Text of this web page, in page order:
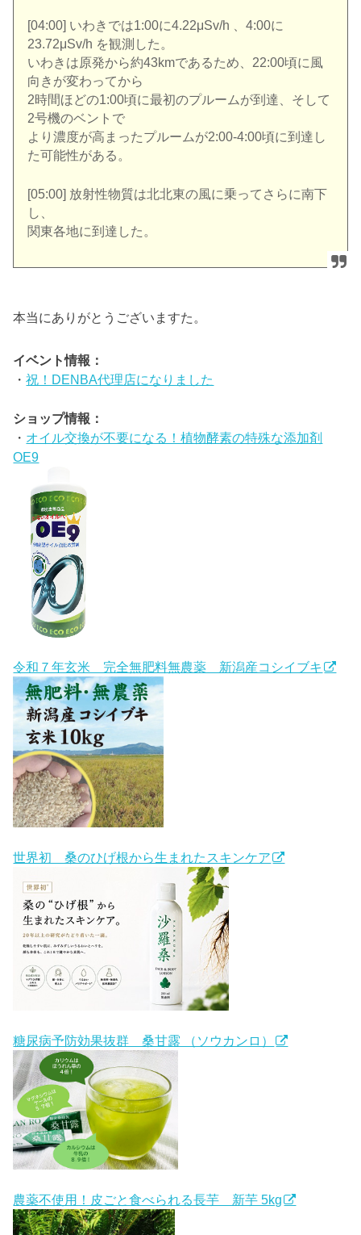
[04:00] いわきでは1:00に4.22μSv/h 、4:00に
23.72μSv/h を観測した。
いわきは原発から約43kmであるため、22:00頃に風
向きが変わってから
2時間ほどの1:00頃に最初のプルームが到達、そして
2号機のベントで
より濃度が高まったプルームが2:00-4:00頃に到達し
た可能性がある。
[05:00] 放射性物質は北北東の風に乗ってさらに南下
し、
関東各地に到達した。
本当にありがとうございますた。
イベント情報：
・祝！DENBA代理店になりました
ショップ情報：
・ オイル交換が不要になる！植物酵素の特殊な添加剤
OE9
令和７年玄米 完全無肥料無農薬 新潟産コシイブキ
世界初 桑のひげ根から生まれたスキンケア
糖尿病予防効果抜群 桑甘露 （ソウカンロ）
農薬不使用！皮ごと食べられる長芋 新芋 5kg